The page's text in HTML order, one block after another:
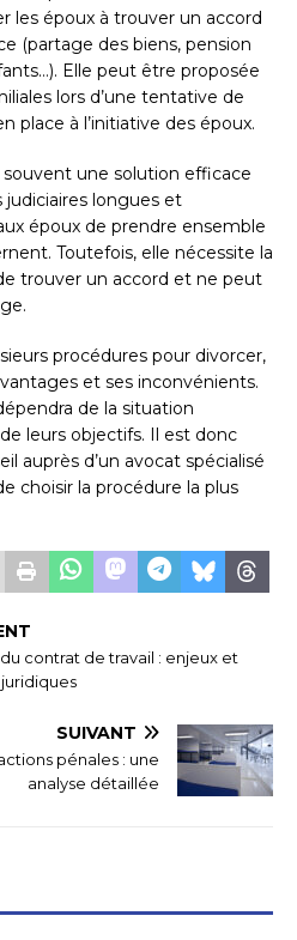
les époux à trouver un accord
(partage des biens, pension
Elle peut être proposée
lors d’une tentative de
place à l’initiative des époux.
une solution efficace
longues et
époux de prendre ensemble
Toutefois, elle nécessite la
trouver un accord et ne peut
procédures pour divorcer,
et ses inconvénients.
de la situation
leurs objectifs. Il est donc
auprès d’un avocat spécialisé
choisir la procédure la plus
contrat de travail : enjeux et
SUIVANT
pénales : une
analyse détaillée